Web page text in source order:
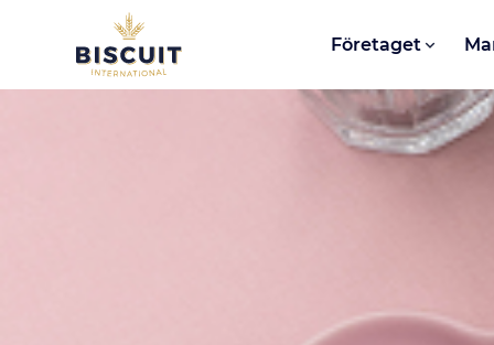
Aller au contenu Företaget